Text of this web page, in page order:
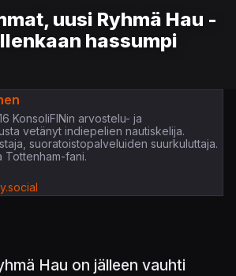
uusi Ryhmä Hau -
hassumpi
KonsoliFINin arvostelu- ja
vetänyt indiepelien nautiskelija.
suoratoistopalveluiden suurkuluttaja.
Tottenham-fani.
Hau on jälleen vauhti